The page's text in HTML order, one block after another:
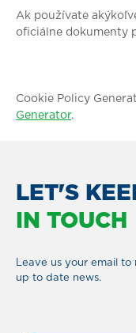
Ak používate
oficiálne dokumenty
Cookie Policy
Generator.
LET'S
IN TOUCH
Leave us your email to
up to date news.